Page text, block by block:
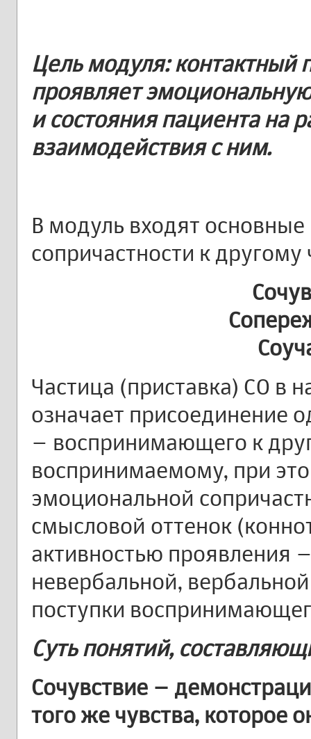
Цель модуля: контактный
проявляет
и состояния пациента на
взаимодействия с ним.
В модуль входят
сопричастности к другому
Частица (приставка) СО в
означает присоединение
– воспринимающего к
воспринимаемому, при
эмоциональной
смысловой оттенок
активностью проявления
невербальной,
поступки
Суть понятий,
Сочувствие –
того же чувства, которое